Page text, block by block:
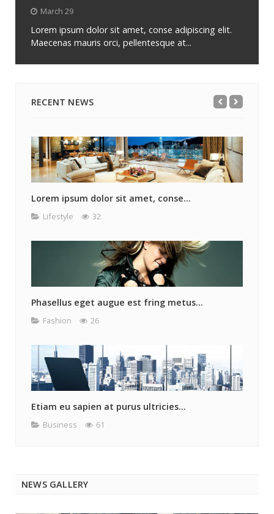
March 29
Lorem ipsum dolor sit amet, conse adipiscing elit.
Maecenas mauris orci, pellentesque at...
RECENT NEWS
Lorem ipsum dolor sit amet, conse...
Lifestyle 32
Phasellus eget augue est fring metus...
Fashion 26
Etiam eu sapien at purus ultricies...
Business 61
NEWS GALLERY